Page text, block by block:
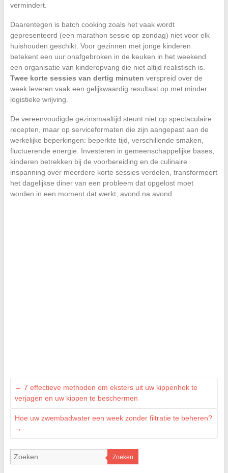
vermindert.
Daarentegen is batch cooking zoals het vaak wordt
gepresenteerd (een marathon sessie op zondag) niet voor elk
huishouden geschikt. Voor gezinnen met jonge kinderen
betekent een uur onafgebroken in de keuken in het weekend
een organisatie van kinderopvang die niet altijd realistisch is.
Twee korte sessies van dertig minuten verspreid over de
week leveren vaak een gelijkwaardig resultaat op met minder
logistieke wrijving.
De vereenvoudigde gezinsmaaltijd steunt niet op spectaculaire
recepten, maar op serviceformaten die zijn aangepast aan de
werkelijke beperkingen: beperkte tijd, verschillende smaken,
fluctuerende energie. Investeren in gemeenschappelijke bases,
kinderen betrekken bij de voorbereiding en de culinaire
inspanning over meerdere korte sessies verdelen, transformeert
het dagelijkse diner van een probleem dat opgelost moet
worden in een moment dat werkt, avond na avond.
← 7 effectieve methoden om eksters uit uw kippenhok te
verjagen en uw kippen te beschermen
Hoe uw zwembadwater een week zonder filtratie te beheren?
→
Zoeken